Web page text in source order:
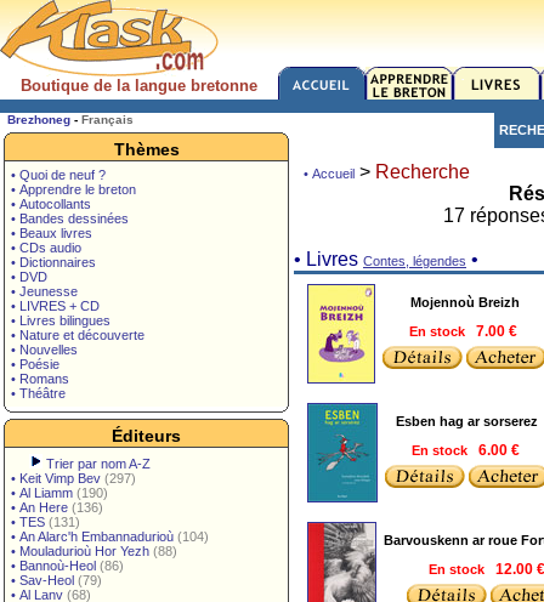
Boutique de la langue bretonne
Brezhoneg - Français
Thèmes
• Quoi de neuf ?
• Apprendre le breton
• Autocollants
• Bandes dessinées
• Beaux livres
• CDs audio
• Dictionnaires
• DVD
• Jeunesse
• LIVRES + CD
• Livres bilingues
• Nature et découverte
• Nouvelles
• Poésie
• Romans
• Théâtre
Éditeurs
Trier par nom A-Z
• Keit Vimp Bev (297)
• Al Liamm (190)
• An Here (136)
• TES (131)
• An Alarc'h Embannadurioù (104)
• Mouladurioù Hor Yezh (88)
• Bannoù-Heol (86)
• Sav-Heol (79)
• Al Lanv (68)
• Accueil > Recherche
17
• Livres Contes, légendes •
Mojennoù Breizh
En stock
7.00 €
Esben hag ar sorserez
En stock
6.00 €
Barvouskenn ar roue
En stock
12.00